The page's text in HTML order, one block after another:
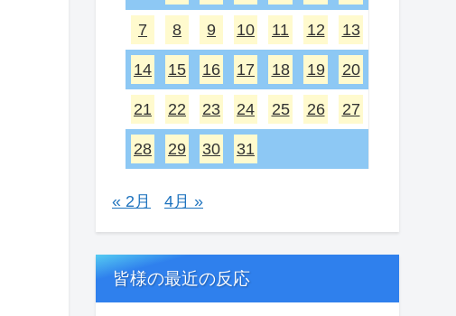
7 8 9 10 11 12 13
14 15 16 17 18 19 20
21 22 23 24 25 26 27
28 29 30 31
« 2月 4月 »
皆様の最近の反応